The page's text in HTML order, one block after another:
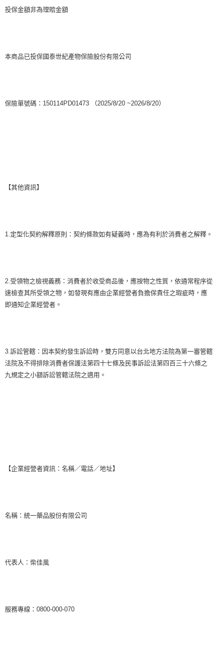
投保金額非為理賠金額
本商品已投保國泰世紀產物保險股份有限公司
保險單號碼：150114PD01473 （2025/8/20 ~2026/8/20）
【其他資訊】
1.定型化契約解釋原則：契約條款如有疑義時，應為有利於消費者之解釋。
2.受領物之檢視義務：消費者於收受商品後，應按物之性質，依通常程序從
速檢查其所受領之物，如發現有應由企業經營者負擔保責任之瑕疵時，應
即通知企業經營者。
3.訴訟管轄：因本契約發生訴訟時，雙方同意以台北地方法院為第一審管轄
法院及不得排除消費者保護法第四十七條及民事訴訟法第四百三十六條之
九規定之小額訴訟管轄法院之適用。
【企業經營者資訊：名稱／電話／地址】
名稱：統一藥品股份有限公司
代表人：柴佳風
服務專線：0800-000-070